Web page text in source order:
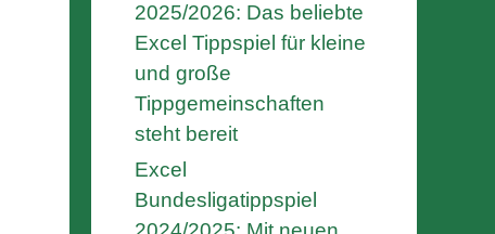
2025/2026: Das beliebte
Excel Tippspiel für kleine
und große
Tippgemeinschaften
steht bereit
Excel
Bundesligatippspiel